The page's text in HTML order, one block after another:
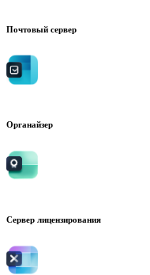
Почтовый сервер
Органайзер
Сервер лицензирования